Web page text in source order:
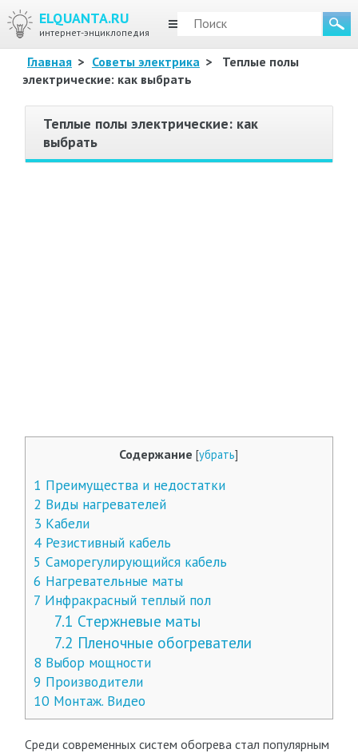
ELQUANTA.RU
интернет-энциклопедия
МЕНЮ
Главная > Советы электрика >
Теплые полы
электрические: как выбрать
Теплые полы электрические: как
выбрать
Содержание [убрать]
1 Преимущества и недостатки
2 Виды нагревателей
3 Кабели
4Резистивный кабель
5 Саморегулирующийся кабель
6 Нагревательные маты
7 Инфракрасный теплый пол
7.1 Стержневые маты
7.2 Пленочные обогреватели
8 Выбор мощности
9 Производители
10Монтаж. Видео
Среди современных систем обогрева стал популярным